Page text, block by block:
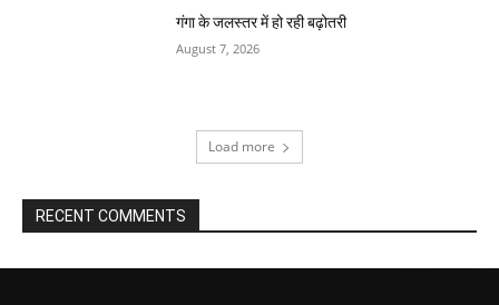
गंगा के जलस्तर में हो रही बढ़ोतरी
August 7, 2026
Load more
RECENT COMMENTS